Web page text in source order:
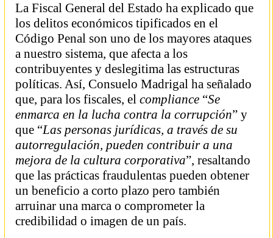
La Fiscal General del Estado ha explicado que
los delitos económicos tipificados en el
Código Penal son uno de los mayores ataques
a nuestro sistema, que afecta a los
contribuyentes y deslegitima las estructuras
políticas. Así, Consuelo Madrigal ha señalado
que, para los fiscales, el compliance “Se
enmarca en la lucha contra la corrupción” y
que “Las personas jurídicas, a través de su
autorregulación, pueden contribuir a una
mejora de la cultura corporativa”, resaltando
que las prácticas fraudulentas pueden obtener
un beneficio a corto plazo pero también
arruinar una marca o comprometer la
credibilidad o imagen de un país.